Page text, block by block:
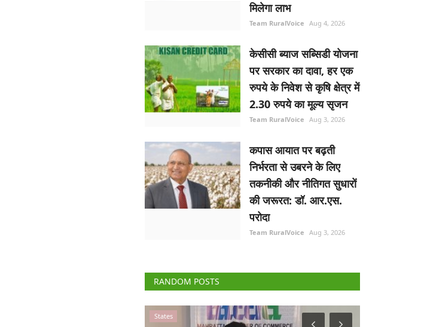
मिलेगा लाभ
Team RuralVoice Aug 4, 2026
केसीसी ब्याज सब्सिडी योजना
पर सरकार का दावा, हर एक
रुपये के निवेश से कृषि क्षेत्र में
2.30 रुपये का मूल्य सृजन
Team RuralVoice Aug 3, 2026
कपास आयात पर बढ़ती
निर्भरता से उबरने के लिए
तकनीकी और नीतिगत सुधारों
की जरूरत: डॉ. आर.एस.
परोदा
Team RuralVoice Aug 3, 2026
RANDOM POSTS
Gallery